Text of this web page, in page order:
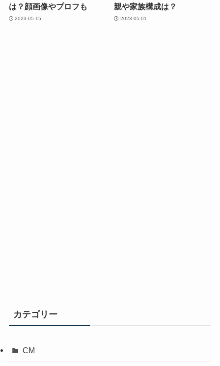
は？顔画像やプロフも
2023-05-15
親や家族構成は？
2023-05-01
カテゴリー
CM